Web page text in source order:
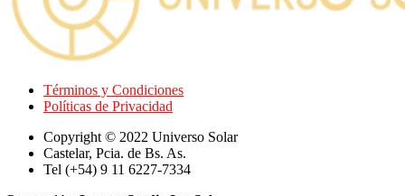
Términos y Condiciones
Políticas de Privacidad
Copyright © 2022 Universo Solar
Castelar, Pcia. de Bs. As.
Tel (+54) 9 11 6227-7334